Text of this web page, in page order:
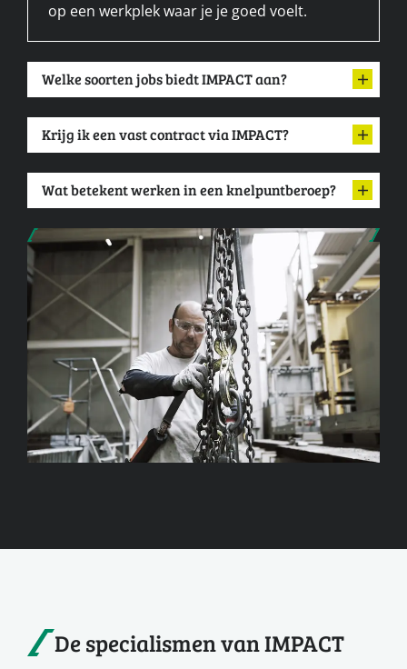
op een werkplek waar je je goed voelt.
Welke soorten jobs biedt IMPACT aan?
Krijg ik een vast contract via IMPACT?
Wat betekent werken in een knelpuntberoep?
De specialismen van IMPACT